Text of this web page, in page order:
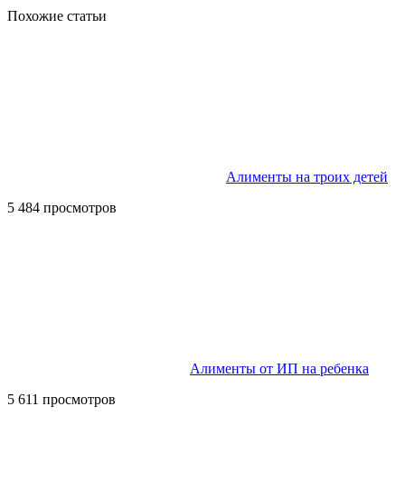
Похожие статьи
Алименты на троих детей
5 484 просмотров
Алименты от ИП на ребенка
5 611 просмотров